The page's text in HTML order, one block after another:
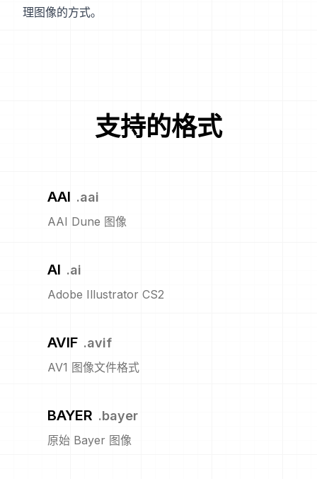
理图像的方式。
支持的格式
AAI .aai
AAI Dune 图像
AI .ai
Adobe Illustrator CS2
AVIF .avif
AV1 图像文件格式
BAYER .bayer
原始 Bayer 图像